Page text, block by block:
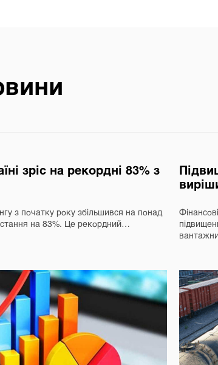
зріс на рекордні 83% з
з початку року збільшився на понад
на 83%. Це рекордний…